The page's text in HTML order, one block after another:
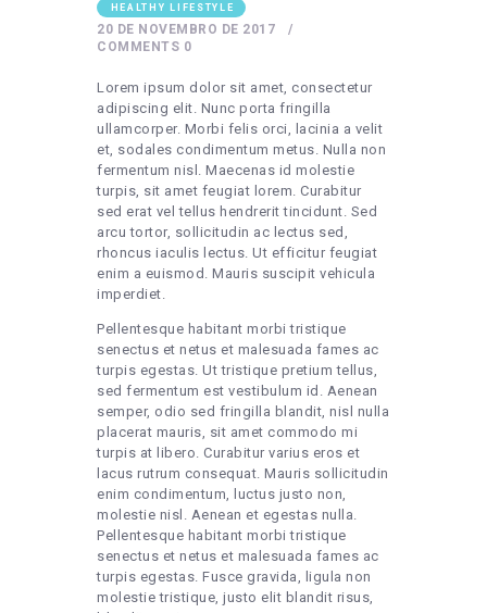
HEALTHY LIFESTYLE
20 DE NOVEMBRO DE 2017
0
COMMENTS
Lorem ipsum dolor sit amet, consectetur
adipiscing elit. Nunc porta fringilla
ullamcorper. Morbi felis orci, lacinia a velit
et, sodales condimentum metus. Nulla non
fermentum nisl. Maecenas id molestie
turpis, sit amet feugiat lorem. Curabitur
sed erat vel tellus hendrerit tincidunt. Sed
arcu tortor, sollicitudin ac lectus sed,
rhoncus iaculis lectus. Ut efficitur feugiat
enim a euismod. Mauris suscipit vehicula
imperdiet.
Pellentesque habitant morbi tristique
senectus et netus et malesuada fames ac
turpis egestas. Ut tristique pretium tellus,
sed fermentum est vestibulum id. Aenean
semper, odio sed fringilla blandit, nisl nulla
placerat mauris, sit amet commodo mi
turpis at libero. Curabitur varius eros et
lacus rutrum consequat. Mauris sollicitudin
enim condimentum, luctus justo non,
molestie nisl. Aenean et egestas nulla.
Pellentesque habitant morbi tristique
senectus et netus et malesuada fames ac
turpis egestas. Fusce gravida, ligula non
molestie tristique, justo elit blandit risus,